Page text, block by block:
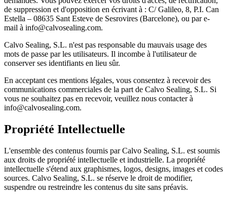
de suppression et d'opposition en écrivant à : C/ Galileo, 8, P.I. Can
Estella – 08635 Sant Esteve de Sesrovires (Barcelone), ou par e-
mail à info@calvosealing.com.
Calvo Sealing, S.L. n'est pas responsable du mauvais usage des
mots de passe par les utilisateurs. Il incombe à l'utilisateur de
conserver ses identifiants en lieu sûr.
En acceptant ces mentions légales, vous consentez à recevoir des
communications commerciales de la part de Calvo Sealing, S.L. Si
vous ne souhaitez pas en recevoir, veuillez nous contacter à
info@calvosealing.com.
Propriété Intellectuelle
L'ensemble des contenus fournis par Calvo Sealing, S.L. est soumis
aux droits de propriété intellectuelle et industrielle. La propriété
intellectuelle s'étend aux graphismes, logos, designs, images et codes
sources. Calvo Sealing, S.L. se réserve le droit de modifier,
suspendre ou restreindre les contenus du site sans préavis.